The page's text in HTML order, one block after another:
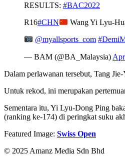
RESULTS: #BAC2022
R16#CHN Wang Yi Lyu-
@myallsports_com
— BAM (@BA_Malaysia)
Dalam perlawanan tersebut, Tang Jie-
Untuk rekod, ini merupakan
Sementara itu, Yi Lyu-Dong Ping
(ranking ke-174) di peringkat suku
Featured Image: Swiss Open
© 2025 Amanz Media Sdn Bhd